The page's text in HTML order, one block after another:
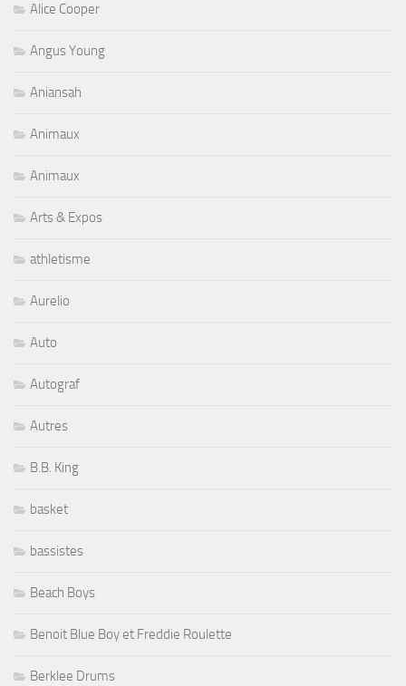
Alice Cooper
Angus Young
Aniansah
Animaux
Animaux
Arts & Expos
athletisme
Aurelio
Auto
Autograf
Autres
B.B. King
basket
bassistes
Beach Boys
Benoit Blue Boy et Freddie Roulette
Berklee Drums